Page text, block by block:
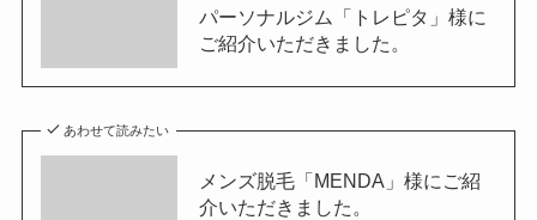
パーソナルジム「トレピタ」様に
ご紹介いただきました。
あわせて読みたい
メンズ脱毛「MENDA」様にご紹
介いただきました。